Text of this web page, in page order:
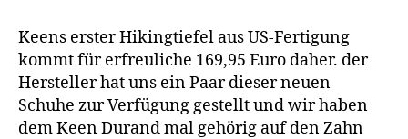
Keens erster Hikingtiefel aus US-Fertigung
kommt für erfreuliche 169,95 Euro daher. der
Hersteller hat uns ein Paar dieser neuen
Schuhe zur Verfügung gestellt und wir haben
dem Keen Durand mal gehörig auf den Zahn